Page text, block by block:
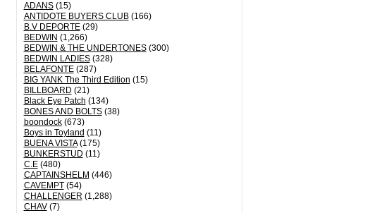
ADANS(15)
ANTIDOTE BUYERS CLUB(166)
B.V DEPORTE(29)
BEDWIN (1,266)
BEDWIN & THE UNDERTONES(300)
BEDWIN LADIES(328)
BELAFONTE(287)
BIG YANK The Third Edition (15)
BILLBOARD (21)
Black Eye Patch (134)
BONES AND BOLTS(38)
boondock(673)
Boys in Toyland (11)
BUENA VISTA(175)
BUNKERSTUD (11)
C.E(480)
CAPTAINSHELM (446)
CAVEMPT(54)
CHALLENGER (1,288)
CHAV(7)